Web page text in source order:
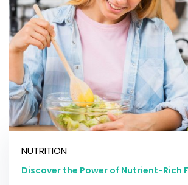
NUTRITION
Discover the Power of Nutrient-Rich